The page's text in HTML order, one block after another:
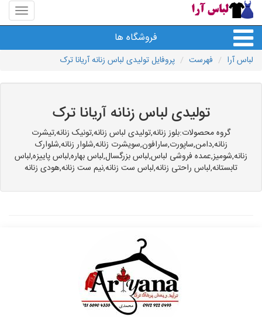
منوی
سایت
آرا
فروشگاه ها
لباس آرا فهرست پروفایل تولیدی لباس زنانه آریانا ترک
تولیدی لباس زنانه آریانا ترک
گروه محصولات:بلوز زنانه,تولیدی لباس زنانه,تونیک زنانه,تیشرت
زنانه,دامن,ساپورت,سارافون,سویشرت زنانه,شلوار زنانه,شلوارک
زنانه,شومیز,عمده فروشی لباس,لباس بزرگسال,لباس بهاره,لباس پاییزه,لباس
تابستانه,لباس راحتی زنانه,لباس ست زنانه,نیم ست زنانه,هودی زنانه